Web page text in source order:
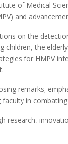
of Medical
and
on the
children, the
for HMPV
remarks,
in
research,